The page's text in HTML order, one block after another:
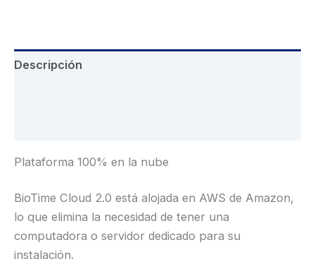
Descripción
Plataforma 100% en la nube
BioTime Cloud 2.0 está alojada en AWS de Amazon,
lo que elimina la necesidad de tener una
computadora o servidor dedicado para su
instalación.